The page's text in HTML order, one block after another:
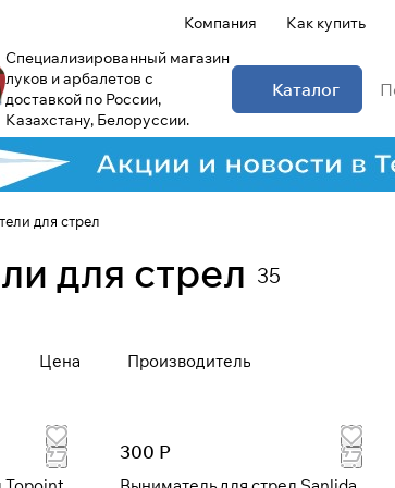
Компания Как купить
Специализированный магазин
луков и арбалетов с
доставкой по России,
Казахстану, Белоруссии.
Каталог
для стрел
для стрел 35
Цена Производитель
300 Р